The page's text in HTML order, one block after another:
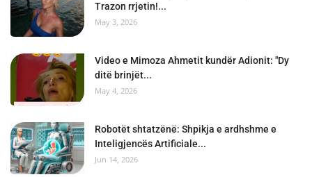
Trazon rrjetin!...
May 3, 2026
Video e Mimoza Ahmetit kundër Adionit: "Dy
ditë brinjët...
May 4, 2026
Robotët shtatzënë: Shpikja e ardhshme e
Inteligjencës Artificiale...
Jun 14, 2026